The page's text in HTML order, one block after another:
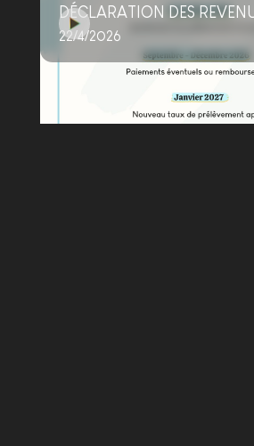
DÉCLARATION DES
22/4/2026